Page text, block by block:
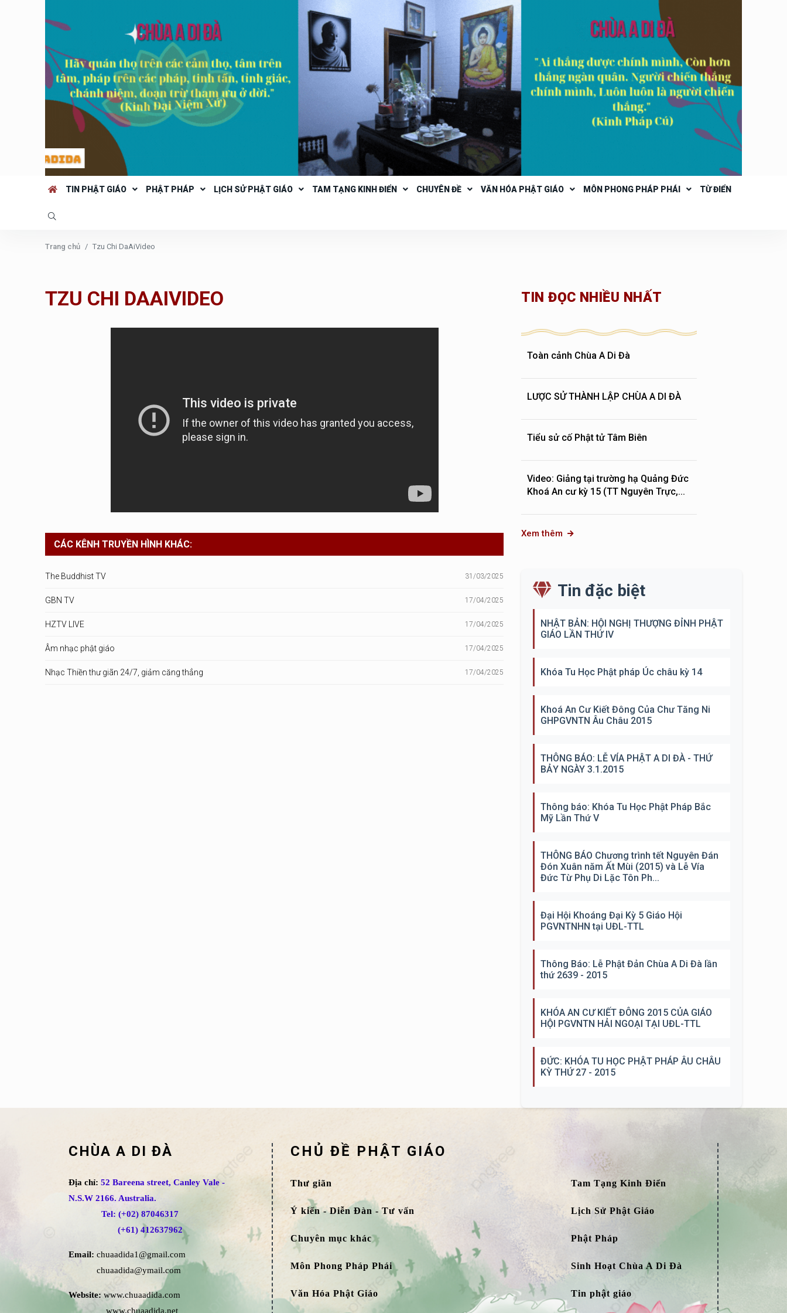
TIN PHẬT GIÁO PHẬT PHÁP LỊCH SỬ PHẬT GIÁO TAM TẠNG KINH ĐIỂN CHUYÊN ĐỀ VĂN HÓA PHẬT GIÁO MÔN PHONG PHÁP PHÁI TỪ ĐIỂN
Trang chủ Tzu Chi DaAiVideo
TZU CHI DAAIVIDEO
CÁC KÊNH TRUYỀN HÌNH KHÁC:
The Buddhist TV 31/03/2025
GBN TV 17/04/2025
HZTV LIVE 17/04/2025
Âm nhạc phật giáo 17/04/2025
Nhạc Thiền thư giãn 24/7, giảm căng thẳng 17/04/2025
TIN ĐỌC NHIỀU NHẤT
Toàn cảnh Chùa A Di Đà
LƯỢC SỬ THÀNH LẬP CHÙA A DI ĐÀ
Tiểu sử cố Phật tử Tâm Biên
Video: Giảng tại trường hạ Quảng Đức
Khoá An cư kỳ 15 (TT Nguyên Trực,...
Xem thêm
Tin đặc biệt
NHẬT BẢN: HỘI NGHỊ THƯỢNG ĐỈNH PHẬT
GIÁO LẦN THỨ IV
Khóa Tu Học Phật pháp Úc châu kỳ 14
Khoá An Cư Kiết Đông Của Chư Tăng Ni
GHPGVNTN Âu Châu 2015
THÔNG BÁO: LỄ VÍA PHẬT A DI ĐÀ - THỨ
BẢY NGÀY 3.1.2015
Thông báo: Khóa Tu Học Phật Pháp Bắc
Mỹ Lần Thứ V
THÔNG BÁO Chương trình tết Nguyên Đán
Đón Xuân năm Ất Mùi (2015) và Lễ Vía
Đức Từ Phụ Di Lặc Tôn Ph...
Đại Hội Khoáng Đại Kỳ 5 Giáo Hội
PGVNTNHN tại UĐL-TTL
Thông Báo: Lễ Phật Đản Chùa A Di Đà lần
thứ 2639 - 2015
KHÓA AN CƯ KIẾT ĐÔNG 2015 CỦA GIÁO
HỘI PGVNTN HẢI NGOẠI TẠI UĐL-TTL
ĐỨC: KHÓA TU HỌC PHẬT PHÁP ÂU CHÂU
KỲ THỨ 27 - 2015
CHÙA A DI ĐÀ
Địa chỉ: 52 Bareena street, Canley Vale -
N.S.W 2166. Australia.
Tel: (+02) 87046317
(+61) 412637962
Email: chuaadida1@gmail.com
chuaadida@ymail.com
Website: www.chuaadida.com
www.chuaadida.net
CHỦ ĐỀ PHẬT GIÁO
Thư giãn
Ý kiến - Diễn Đàn - Tư vấn
Chuyên mục khác
Môn Phong Pháp Phái
Văn Hóa Phật Giáo
Tam Tạng Kinh Điển
Lịch Sử Phật Giáo
Phật Pháp
Sinh Hoạt Chùa A Di Đà
Tin phật giáo